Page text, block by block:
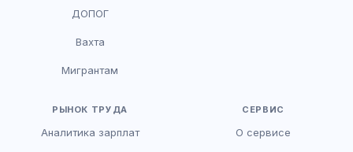
ДОПОГ
Вахта
Мигрантам
РЫНОК ТРУДА
Аналитика зарплат
СЕРВИС
О сервисе
HR-консультант
Здравствуйте! Я AI-консультант DriveJob.
помочь?